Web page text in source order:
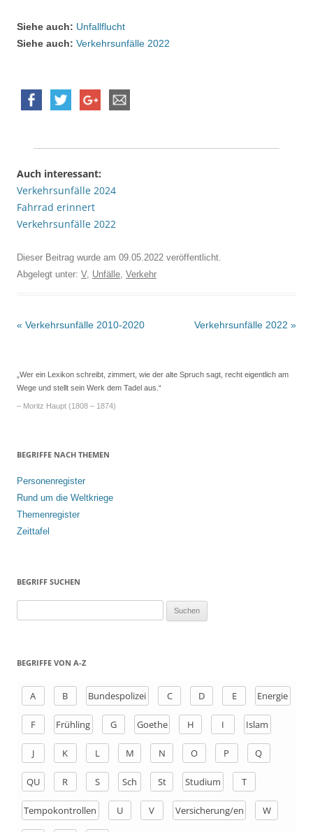
Siehe auch: Unfallflucht
Siehe auch: Verkehrsunfälle 2022
Auch interessant:
Verkehrsunfälle 2024
Fahrrad erinnert
Verkehrsunfälle 2022
Dieser Beitrag wurde am 09.05.2022 veröffentlicht.
Abgelegt unter: V, Unfälle, Verkehr
Beitrags-
« Verkehrsunfälle 2010-2020 Verkehrsunfälle 2022 »
„Wer ein Lexikon schreibt, zimmert, wie der alte Spruch sagt, recht eigentlich am
Wege und stellt sein Werk dem Tadel aus.“
– Moritz Haupt (1808 – 1874)
BEGRIFFE NACH THEMEN
Personenregister
Rund um die Weltkriege
Themenregister
Zeittafel
BEGRIFF SUCHEN
h
BEGRIFFE VON A-Z
A B Bundespolizei C D E Energie
F Frühling G Goethe H I Islam
J K L M N O P Q
QU R S Sch St Studium T
Tempokontrollen U V Versicherung/en W